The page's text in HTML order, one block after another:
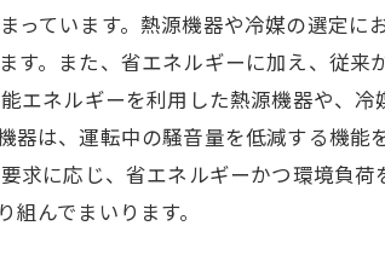
ています。熱源機器や冷媒の選定に
す。また、省エネルギーに加え、従来
エネルギーを利用した熱源機器や、冷
器は、運転中の騒音量を低減する機能
求に応じ、省エネルギーかつ環境負荷
んでまいります。